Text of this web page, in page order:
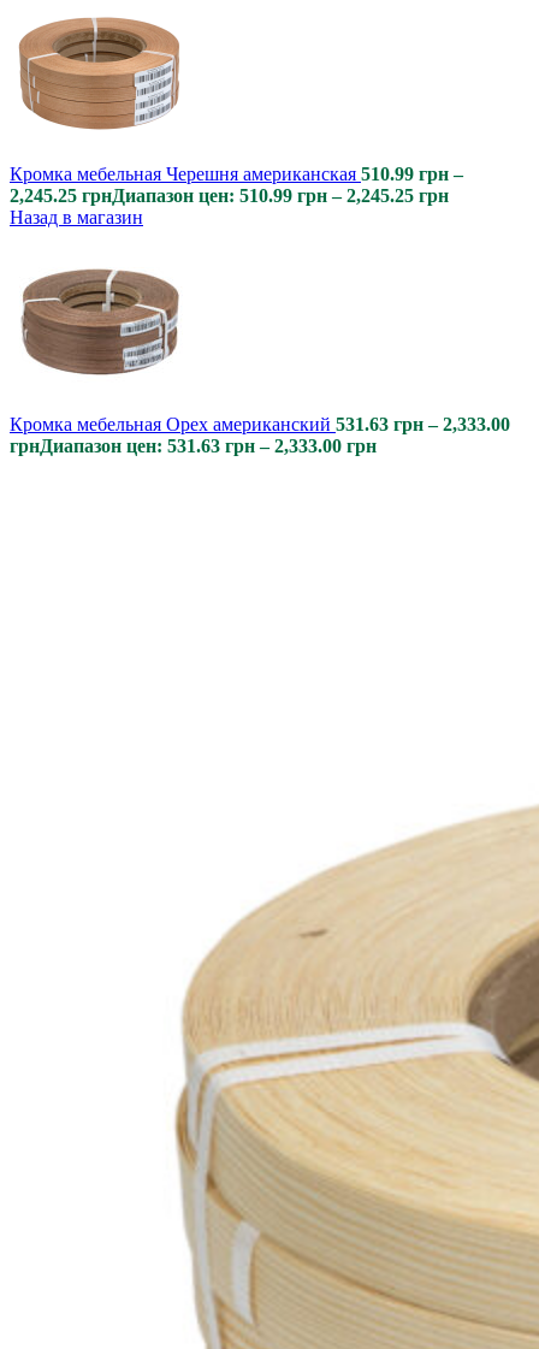
Кромка мебельная Черешня американская 510.99 грн –
2,245.25 грнДиапазон цен: 510.99 грн – 2,245.25 грн
Назад в магазин
Кромка мебельная Орех американский 531.63 грн – 2,333.00
грнДиапазон цен: 531.63 грн – 2,333.00 грн